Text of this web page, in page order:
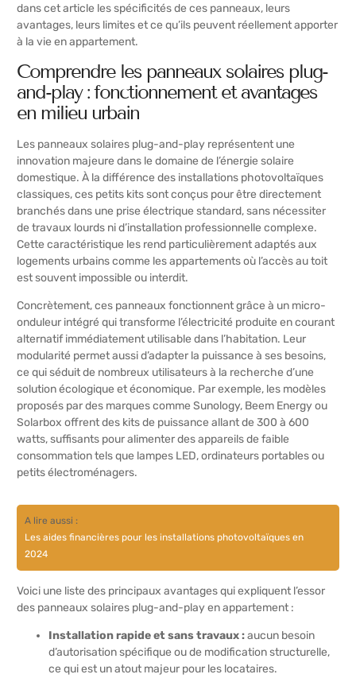
dans cet article les spécificités de ces panneaux, leurs
avantages, leurs limites et ce qu’ils peuvent réellement apporter
à la vie en appartement.
Comprendre les panneaux solaires plug-
and-play : fonctionnement et avantages
en milieu urbain
Les panneaux solaires plug-and-play représentent une
innovation majeure dans le domaine de l’énergie solaire
domestique. À la différence des installations photovoltaïques
classiques, ces petits kits sont conçus pour être directement
branchés dans une prise électrique standard, sans nécessiter
de travaux lourds ni d’installation professionnelle complexe.
Cette caractéristique les rend particulièrement adaptés aux
logements urbains comme les appartements où l’accès au toit
est souvent impossible ou interdit.
Concrètement, ces panneaux fonctionnent grâce à un micro-
onduleur intégré qui transforme l’électricité produite en courant
alternatif immédiatement utilisable dans l’habitation. Leur
modularité permet aussi d’adapter la puissance à ses besoins,
ce qui séduit de nombreux utilisateurs à la recherche d’une
solution écologique et économique. Par exemple, les modèles
proposés par des marques comme Sunology, Beem Energy ou
Solarbox offrent des kits de puissance allant de 300 à 600
watts, suffisants pour alimenter des appareils de faible
consommation tels que lampes LED, ordinateurs portables ou
petits électroménagers.
A lire aussi :
Les aides financières pour les installations photovoltaïques en
2024
Voici une liste des principaux avantages qui expliquent l’essor
des panneaux solaires plug-and-play en appartement :
Installation rapide et sans travaux :aucun besoin
d’autorisation spécifique ou de modification structurelle,
ce qui est un atout majeur pour les locataires.